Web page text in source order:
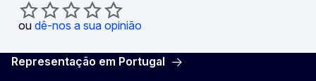
ou dê-nos a sua opinião
Representação em Portugal